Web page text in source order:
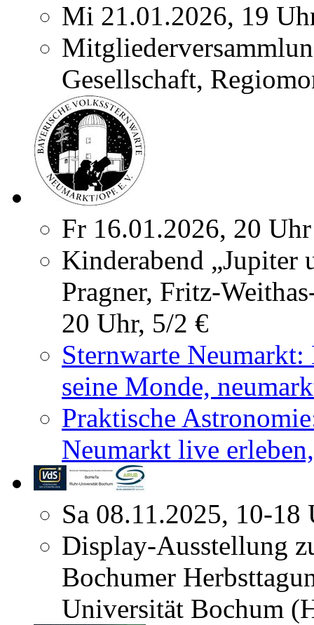
Mi 21.01.2026, 19
Gesellschaft,
Fr 16.01.2026, 20 Uhr
Kinderabend „Jupiter
Pragner, Fritz-
20 Uhr, 5/2 €
Sternwarte
seine Monde,
Praktische
Neumarkt live
Sa 08.11.2025, 10-18
Display-Ausstellung
Bochumer
Universität Bochum